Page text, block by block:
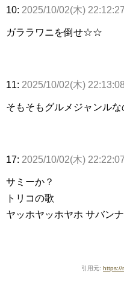
10: 2025/10/02(木)
ガララワニを倒せ☆☆
11: 2025/10/02(木)
そもそもグルメジャンル
17: 2025/10/02(木)
サミーか？
トリコの歌
ヤッホヤッホヤホ サバン
引用元: https://